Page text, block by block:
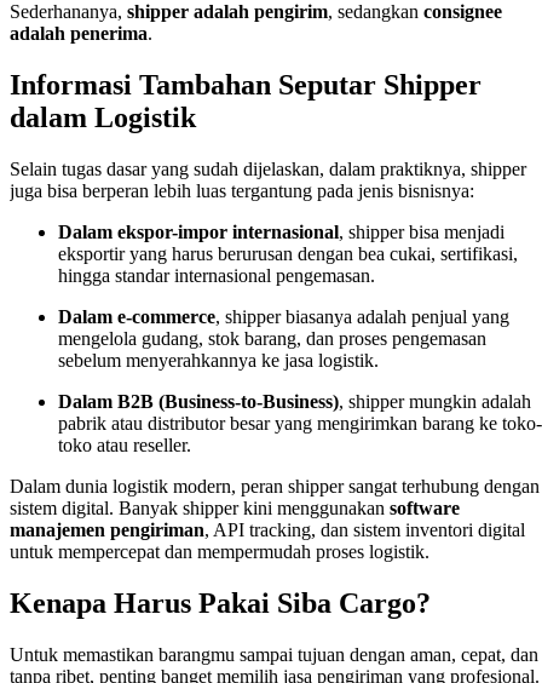
Sederhananya, shipper adalah pengirim, sedangkan consignee
adalah penerima.
Informasi Tambahan Seputar Shipper
dalam Logistik
Selain tugas dasar yang sudah dijelaskan, dalam praktiknya, shipper
juga bisa berperan lebih luas tergantung pada jenis bisnisnya:
Dalam ekspor-impor internasional, shipper bisa menjadi
eksportir yang harus berurusan dengan bea cukai, sertifikasi,
hingga standar internasional pengemasan.
Dalam e-commerce, shipper biasanya adalah penjual yang
mengelola gudang, stok barang, dan proses pengemasan
sebelum menyerahkannya ke jasa logistik.
Dalam B2B (Business-to-Business), shipper mungkin adalah
pabrik atau distributor besar yang mengirimkan barang ke toko-
toko atau reseller.
Dalam dunia logistik modern, peran shipper sangat terhubung dengan
sistem digital. Banyak shipper kini menggunakan software
manajemen pengiriman, API tracking, dan sistem inventori digital
untuk mempercepat dan mempermudah proses logistik.
Kenapa Harus Pakai Siba Cargo?
Untuk memastikan barangmu sampai tujuan dengan aman, cepat, dan
tanpa ribet, penting banget memilih jasa pengiriman yang profesional.